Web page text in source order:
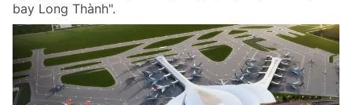
bay Long Thành".